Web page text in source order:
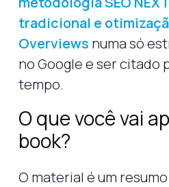
tradicional e
Overviews numa só
no Google e ser citado
tempo.
O que você vai
book?
O material é um